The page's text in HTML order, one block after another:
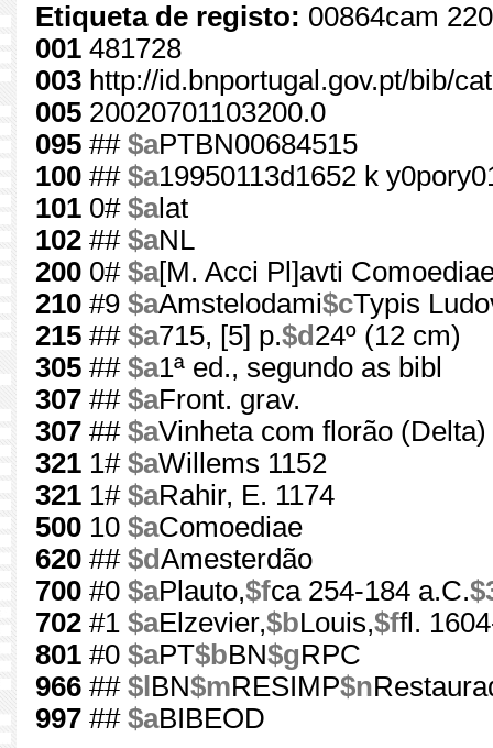
Etiqueta de registo: 00864cam
001 481728
003 http://id.bnportugal.gov.pt/bib/
005 20020701103200.0
095 ## $aPTBN00684515
100 ## $a19950113d1652 k
101 0# $alat
102 ## $aNL
200 0# $a[M. Acci Pl]avti
210 #9 $aAmstelodami$cTypis
215 ## $a715, [5] p.$d 24º (12 cm)
305 ## $a1ª ed., segundo as bibl
307 ## $aFront. grav.
307 ## $aVinheta com florão
321 1# $aWillems 1152
321 1# $aRahir, E. 1174
500 10 $aComoediae
620 ## $dAmesterdão
700 #0 $aPlauto,$fca 254-184 a.C.
702 #1 $aElzevier,$bLouis,$ffl.
801 #0 $aPT$bBN$gRPC
966 ## $l BN$mRESIMP$n
997 ## $aBIBEOD